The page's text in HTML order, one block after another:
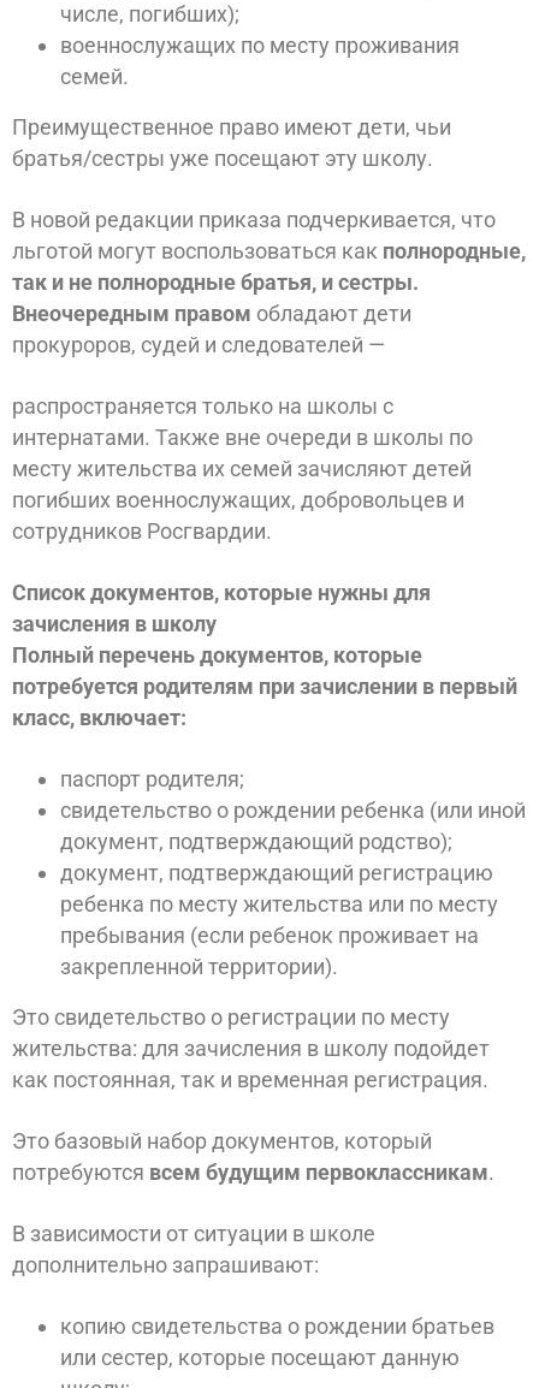
числе, погибших);
военнослужащих по месту проживания
семей.
Преимущественное право имеют дети, чьи
братья/сестры уже посещают эту школу.
В новой редакции приказа подчеркивается, что
льготой могут воспользоваться как полнородные,
так и не полнородные братья, и сестры.
Внеочередным правом обладают дети
прокуроров, судей и следователей —
распространяется только на школы с
интернатами. Также вне очереди в школы по
месту жительства их семей зачисляют детей
погибших военнослужащих, добровольцев и
сотрудников Росгвардии.
Список документов, которые нужны для
зачисления в школу
Полный перечень документов, которые
потребуется родителям при зачислении в первый
класс, включает:
паспорт родителя;
свидетельство о рождении ребенка (или иной
документ, подтверждающий родство);
документ, подтверждающий регистрацию
ребенка по месту жительства или по месту
пребывания (если ребенок проживает на
закрепленной территории).
Это свидетельство о регистрации по месту
жительства: для зачисления в школу подойдет
как постоянная, так и временная регистрация.
Это базовый набор документов, который
потребуются всем будущим первоклассникам.
В зависимости от ситуации в школе
дополнительно запрашивают:
копию свидетельства о рождении братьев
или сестер, которые посещают данную